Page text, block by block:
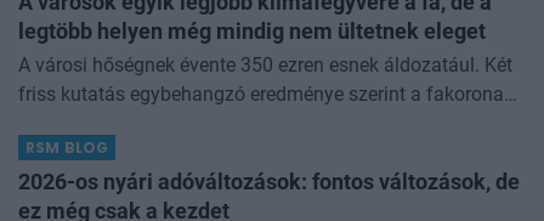
legtöbb helyen még mindig nem ültetnek eleget
A városi hőségnek évente 350 ezren esnek áldozatául. Két
friss kutatás egybehangzó eredménye szerint a fakorona
RSM BLOG
2026-os nyári adóváltozások: fontos változások, de
ez még csak a kezdet